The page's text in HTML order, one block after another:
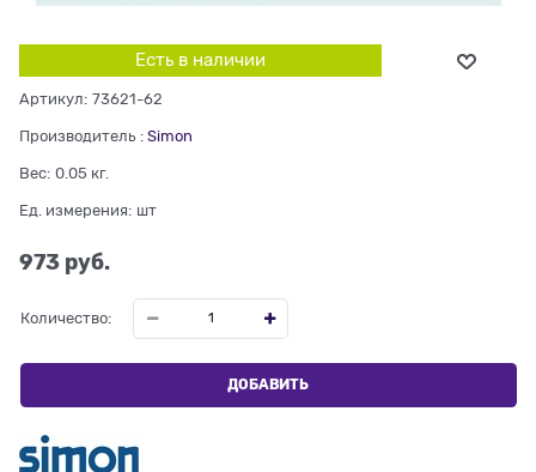
Есть в наличии
Артикул: 73621-62
Производитель : Simon
Вес: 0.05 кг.
Ед. измерения: шт
973 руб.
Количество:
ДОБАВИТЬ